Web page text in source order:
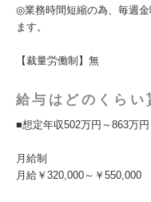
◎業務時間短縮の為、毎週
ます。
【裁量労働制】無
給与はどのくらい
■想定年収502万円～863万円
月給制
月給￥320,000～￥550,000